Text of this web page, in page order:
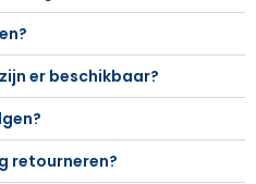
er beschikbaar?
retourneren?